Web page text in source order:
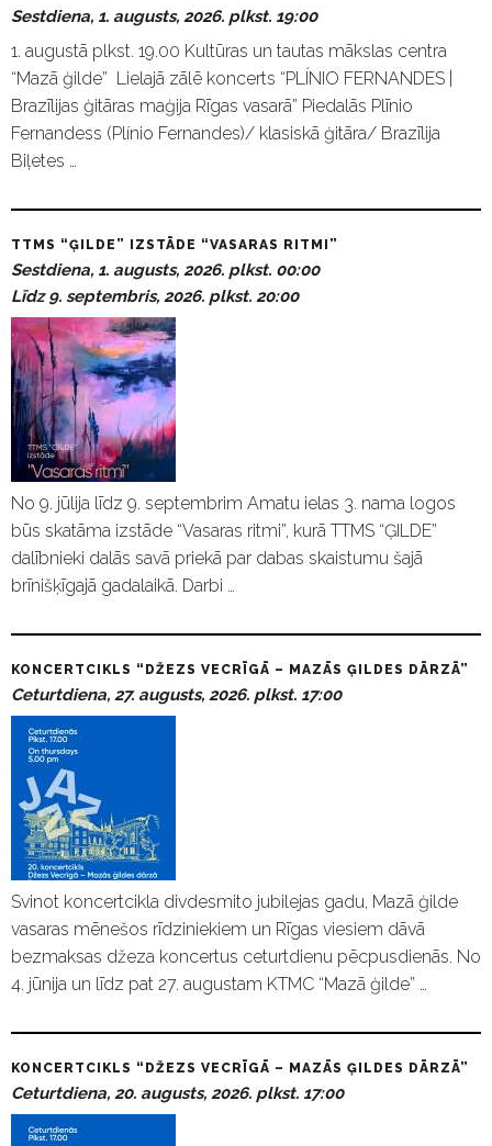
Sestdiena, 1. augusts, 2026. plkst. 19:00
1. augustā plkst. 19.00 Kultūras un tautas mākslas centra
“Mazā ģilde” Lielajā zālē koncerts “PLÍNIO FERNANDES |
Brazīlijas ģitāras maģija Rīgas vasarā” Piedalās Plīnio
Fernandess (Plínio Fernandes)/ klasiskā ģitāra/ Brazīlija
Biļetes …
TTMS “ĢILDE” IZSTĀDE “VASARAS RITMI”
Sestdiena, 1. augusts, 2026. plkst. 00:00
Līdz 9. septembris, 2026. plkst. 20:00
No 9. jūlija līdz 9. septembrim Amatu ielas 3. nama logos
būs skatāma izstāde “Vasaras ritmi”, kurā TTMS “ĢILDE”
dalībnieki dalās savā priekā par dabas skaistumu šajā
brīnišķīgajā gadalaikā. Darbi …
KONCERTCIKLS “DŽEZS VECRĪGĀ – MAZĀS ĢILDES DĀRZĀ”
Ceturtdiena, 27. augusts, 2026. plkst. 17:00
Svinot koncertcikla divdesmito jubilejas gadu, Mazā ģilde
vasaras mēnešos rīdziniekiem un Rīgas viesiem dāvā
bezmaksas džeza koncertus ceturtdienu pēcpusdienās. No
4. jūnija un līdz pat 27. augustam KTMC “Mazā ģilde” …
KONCERTCIKLS “DŽEZS VECRĪGĀ – MAZĀS ĢILDES DĀRZĀ”
Ceturtdiena, 20. augusts, 2026. plkst. 17:00